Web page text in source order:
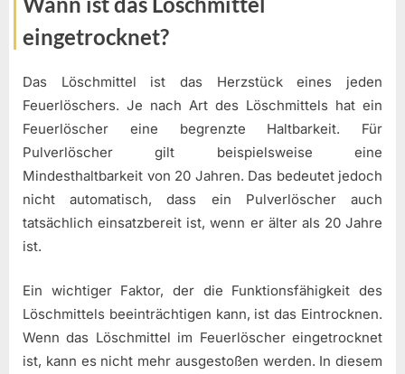
eingetrocknet?
Das Löschmittel ist das Herzstück eines jeden
Feuerlöschers. Je nach Art des Löschmittels hat ein
Feuerlöscher eine begrenzte Haltbarkeit. Für
Pulverlöscher gilt beispielsweise eine
Mindesthaltbarkeit von 20 Jahren. Das bedeutet jedoch
nicht automatisch, dass ein Pulverlöscher auch
tatsächlich einsatzbereit ist, wenn er älter als 20 Jahre
ist.
Ein wichtiger Faktor, der die Funktionsfähigkeit des
Löschmittels beeinträchtigen kann, ist das Eintrocknen.
Wenn das Löschmittel im Feuerlöscher eingetrocknet
ist, kann es nicht mehr ausgestoßen werden. In diesem